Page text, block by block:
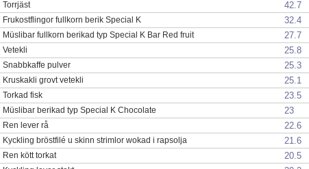
Torrjäst 42.7
Frukostflingor fullkorn berik Special K 32.4
Müslibar fullkorn berikad typ Special K Bar Red fruit 27.7
Vetekli 25.8
Snabbkaffe pulver 25.3
Kruskakli grovt vetekli 25.1
Torkad fisk 23.5
Müslibar berikad typ Special K Chocolate 23
Ren lever rå 22.6
Kyckling bröstfilé u skinn strimlor wokad i rapsolja 21.6
Ren kött torkat 20.5